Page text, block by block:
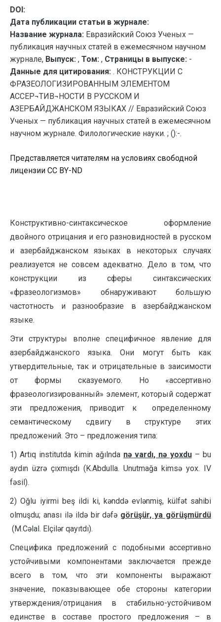
DOI:
Дата публикации статьи в журнале:
Название журнала: Евразийский Союз Ученых —
публикация научных статей в ежемесячном научном
журнале, Выпуск: , Том: , Страницы в выпуске: -
Данные для цитирования: . КОНСТРУКЦИИ С
ФРАЗЕОЛОГИЗИРОВАННЫМ ЭЛЕМЕНТОМ
АССЕР¬ТИВ¬НОСТИ В РУССКОМ И
АЗЕРБАЙДЖАНСКОМ ЯЗЫКАХ // Евразийский Союз
Ученых — публикация научных статей в ежемесячном
научном журнале. Филологические науки. ; ():-.
Представляется читателям на условиях свободной
лицензии CC BY-ND
Конструктивно-синтаксическое оформление
двойного отрицания и его разновидностей в русском
и азербайджанском языках в некоторых случаях
реализуется не совсем адекватно. Дело в том, что
конструкции из сферы синтаксических
«фразеологизмов» обнаруживают большую
частотность и разнообразие в азербайджанском
языке.
Эти структуры вполне специфичное явление для
азербайджанского языка. Они могут быть как
утвердительные, так и отрицательные в заисимости
от формы сказуемого. Но «ассертивно
фразеологизированный» элемент, который содержат
эти предложения, приводит к определенному
семантическому сдвигу в структуре этих
предложений. Это – предложения типа:
1) Artıq institutda kimin ağılnda nə vardı, nə yoxdu– bu
aydın üzrə çıxmışdı (K.Abdulla. Unutmağa kimsə yox. IV
fəsil).
2) Oğlu iyirmi beş ildi ki, kənddə evlənmiş, külfət sahibi
olmuşdu; anası ilə ildə bir dəfə görüşür, ya görüşmürdü
(M.Cəlal. Elçilər qayıtdı).
Специфика предложений с подобными ассертивно
устойчивыми компонентами заключается прежде
всего в том, что эти компоненты выражают
значение, показывающее обе стороны категории
утверждения/отрицания в стабильно-устойчивом
единстве в составе простого предложения – в